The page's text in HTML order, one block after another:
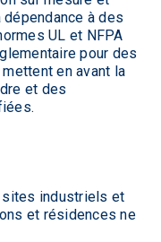
à des
UL et NFPA
pour des
en avant la
et des
sites industriels et
et résidences ne